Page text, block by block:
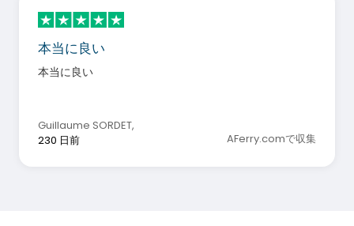
本当に良い
本当に良い
Guillaume SORDET,
230 日前
AFerry.comで収集